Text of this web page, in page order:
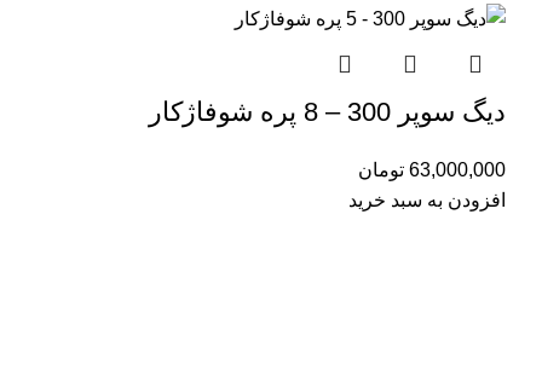
دیگ سوپر 300 – 8 پره شوفاژکار
63,000,000 تومان
افزودن به سبد خرید